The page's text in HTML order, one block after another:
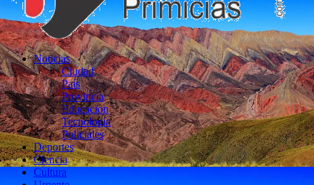
Noticias
Ciudad
País
Provincia
Educacion
Tecnología
Policiales
Deportes
Ciencia
Cultura